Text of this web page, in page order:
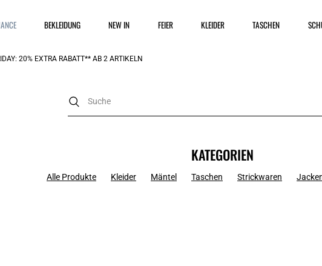
BEKLEIDUNG NEW IN FEIER KLEIDER TASCHEN
20% EXTRA RABATT** AB 2 ARTIKELN
KATEGORIEN
Alle Produkte Kleider Mäntel Taschen Strickwaren